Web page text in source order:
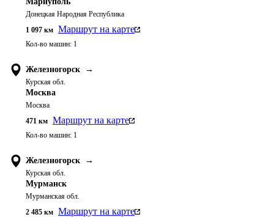
Донецкая Народная Республика
1 097 км Маршрут на карте
Кол-во машин: 1
Железногорск →
Курская обл.
Москва
Москва
471 км Маршрут на карте
Кол-во машин: 1
Железногорск →
Курская обл.
Мурманск
Мурманская обл.
2 485 км Маршрут на карте